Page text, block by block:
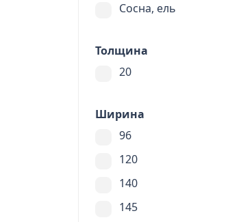
Сосна, ель
Толщина
20
Ширина
96
120
140
145